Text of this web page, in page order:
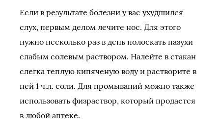
Если в результате болезни у вас ухудшился
слух, первым делом лечите нос. Для этого
нужно несколько раз в день полоскать пазухи
слабым солевым раствором. Налейте в стакан
слегка теплую кипяченую воду и растворите в
ней 1 ч.л. соли. Для промываний можно также
использовать физраствор, который продается
в любой аптеке.